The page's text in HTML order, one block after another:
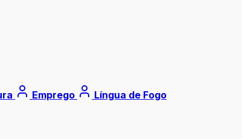
Emprego Língua de Fogo